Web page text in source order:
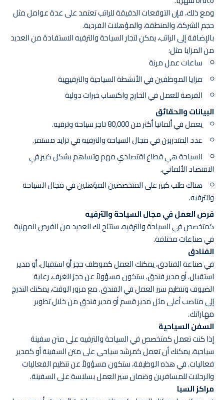
ومع ذلك، فإن التوقعات الدقيقة للراتب تعتمد على عدة عوامل مثل
حجم الشركة، والمنطقة، والمؤهلات الفردية.
بالإضافة إلى الراتب، يمكن لتجار السياحة والترفيه الاستفادة من العديد
من المزايا مثل:
ساعات عمل مرنة
مزايا الموظفين في الأنشطة السياحية والترفيهية
الفرصة للعمل في الخارج واكتساب خبرات دولية
البيانات والحقائق
يعمل في ألمانيا أكثر من 80,000 تاجر سياحة وترفيه.
عدد المتدربين في مجال السياحة والترفيه في تزايد مستمر.
السياحة هي قطاع اقتصادي مهم وتساهم بشكل كبير في
الاقتصاد الألماني.
هناك طلب كبير على المتخصصين المؤهلين في مجال السياحة
والترفيه.
فرص العمل في مجال السياحة والترفيه
كمتخصص في السياحة والترفيه، ستتاح لك العديد من الفرص المهنية
في صناعات مختلفة.
الفنادق
في صناعة الفنادق، يمكنك العمل كموظف حجز أو استقبال، أو مدير
استقبال، أو مدير فندق. ستكون مسؤولاً عن حجز الغرف، رعاية
الضيوف وتنظيم سير العمل في الفندق. مع مرور الوقت، يمكنك التدرج
إلى مناصب أعلى مثل مدير قسم أو مدير فندق من خلال تطوير
مهاراتك.
السفن السياحية
إذا كنت تعمل كمتخصص في السياحة والترفيه على متن سفينة
سياحية، يمكنك أن تعمل كمرشد سياحي على متن السفينة أو كمدير
فعاليات. في هذه الوظيفة، ستكون مسؤولاً عن تنظيم الفعاليات
والرحلات للمسافرين وضمان سير العمل بسلاسة على السفينة.
مراكز السبا